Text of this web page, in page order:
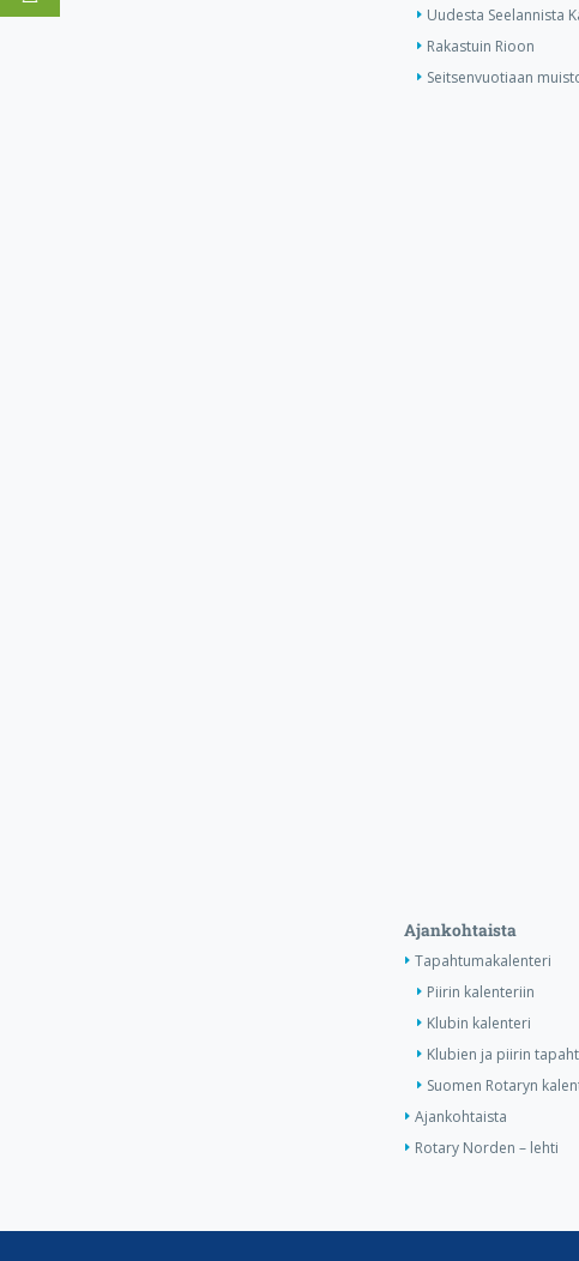
Uudesta Seelannista
Rakastuin Rioon
Seitsenvuotiaan
Ajankohtaista
Tapahtumakalenteri
Piirin kalenteriin
Klubin kalenteri
Klubien ja piirin
Suomen Rotaryn
Ajankohtaista
Rotary Norden – lehti